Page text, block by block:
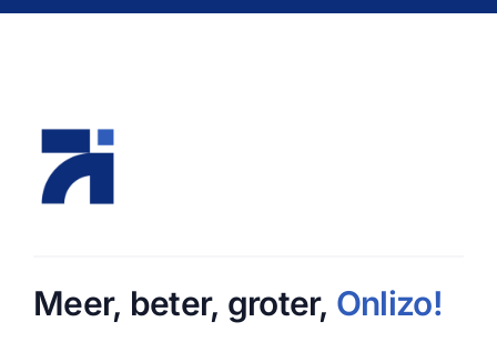
Meer, beter, groter, Onlizo!